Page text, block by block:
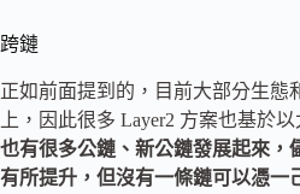
跨鏈
正如前面提到的，目前大部分生態
上，因此很多 Layer2 方案也基於以
也有很多公鏈、新公鏈發展起來，
有所提升，但沒有一條鏈可以憑一